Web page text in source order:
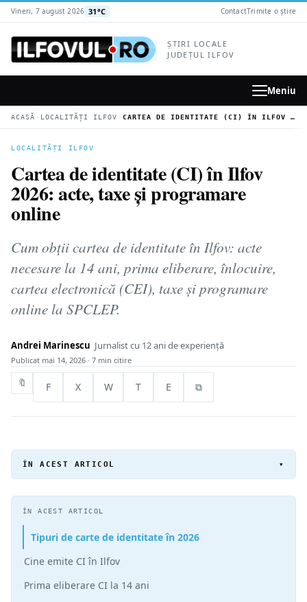
conținutul
Vineri, 7 august 2026 31°C ContactTrimite o știre
ȘTIRI LOCALE
JUDEȚUL ILFOV
Meniu
ACASĂ › LOCALITĂȚI ILFOV › CARTEA DE IDENTITATE (CI) ÎN ILFOV 2026: ACTE, TAXE ȘI PROGRAMARE ONLINE
LOCALITĂȚI ILFOV
Cartea de identitate (CI) în Ilfov
2026: acte, taxe și programare
online
Cum obții cartea de identitate în Ilfov: acte
necesare la 14 ani, prima eliberare, înlocuire,
cartea electronică (CEI), taxe și programare
online la SPCLEP.
Andrei Marinescu Jurnalist cu 12 ani de experiență
Publicat mai 14, 2026 · 7 min citire
🔖 F X W T E ⧉
ÎN ACEST ARTICOL ▾
ÎN ACEST ARTICOL
Tipuri de carte de identitate în 2026
Cine emite CI în Ilfov
Prima eliberare CI la 14 ani